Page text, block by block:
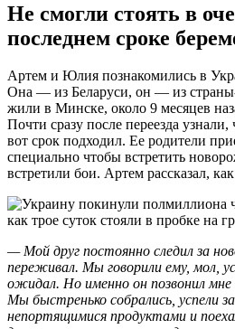
Не смогли стоять в
последнем сроке
Артем и Юлия познакомились в
Она — из Беларуси, он — из
жили в Минске, около 9 месяцев
Почти сразу после переезда
вот срок подходил. Ее родители
специально чтобы встретить
встретили бои. Артем рассказал,
— Мой друг постоянно следил за
переживал. Мы говорили ему, мол,
ожидал. Но именно он позвонил
Мы быстренько собрались, успели
непортящимися продуктами и